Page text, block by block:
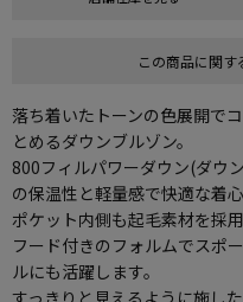
この商品に関す
落ち着いたトーンの色展開で
とめるダウンブルゾン。
800フィルパワーダウン(ダウ
の保温性と軽量感で快適な着心
ポケット内側も起毛素材を採用
フード付きのフォルムでスポ
ルにも活躍します。